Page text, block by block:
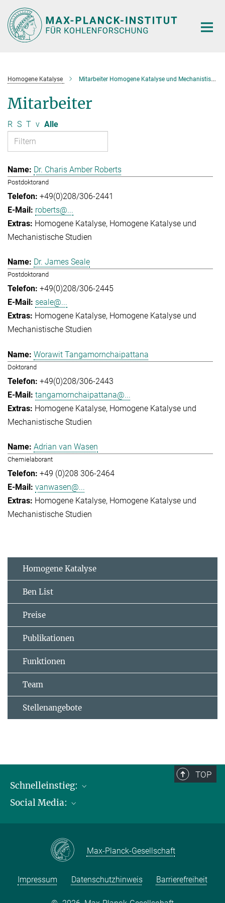
Hauptinhalt
Homogene Katalyse Mitarbeiter Homogene Katalyse und Mechanistische Studien
Mitarbeiter
R S T v Alle
Dr. Charis Amber Roberts
Postdoktorand
+49(0)208/306-2441
roberts@...
Homogene Katalyse Homogene Katalyse und
Mechanistische Studien
Dr. James Seale
Postdoktorand
+49(0)208/306-2445
seale@...
Homogene Katalyse Homogene Katalyse und
Mechanistische Studien
Worawit Tangamornchaipattana
Doktorand
+49(0)208/306-2443
tangamornchaipattana@...
Homogene Katalyse Homogene Katalyse und
Mechanistische Studien
Adrian van Wasen
Chemielaborant
+49 (0)208 306-2464
vanwasen@...
Homogene Katalyse Homogene Katalyse und
Mechanistische Studien
Homogene Katalyse
Ben List
Preise
Publikationen
Funktionen
Team
Stellenangebote
TOP
Schnelleinstieg:
Publikationen
Kontakt und Anfahrtsbeschreibung
Social Media:
Max-Planck-Gesellschaft
Impressum Datenschutzhinweis Barrierefreiheit